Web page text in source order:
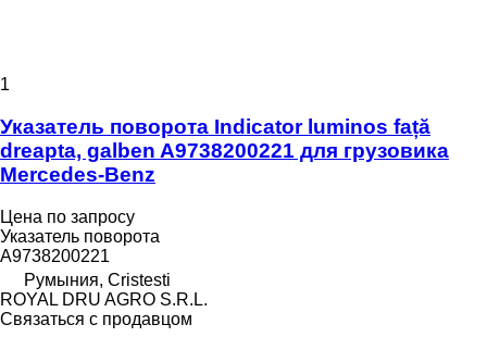
1
Указатель поворота Indicator luminos față
dreapta, galben A9738200221 для грузовика
Mercedes-Benz
Цена по запросу
Указатель поворота
A9738200221
Румыния, Cristesti
ROYAL DRU AGRO S.R.L.
Связаться с продавцом